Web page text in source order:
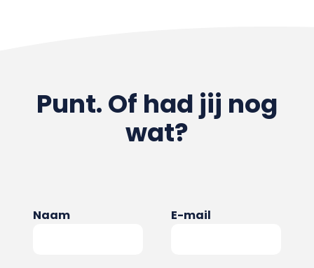
Punt. Of had jij nog
wat?
Naam E-mail